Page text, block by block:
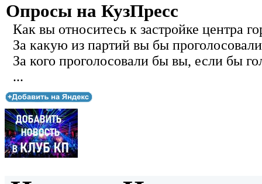
Опросы на КузПресс
Как вы относитесь к застройке центра
За какую из партий вы бы
За кого проголосовали бы вы, если бы
...